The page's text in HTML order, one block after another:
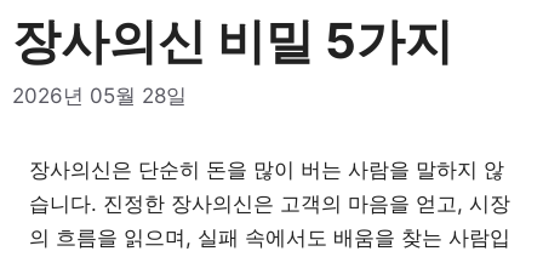
너
뛰
기
장사의신 비밀 5가지
2026년 05월 28일
장사의신은 단순히 돈을 많이 버는 사람을 말하지 않
습니다. 진정한 장사의신은 고객의 마음을 얻고, 시장
의 흐름을 읽으며, 실패 속에서도 배움을 찾는 사람입